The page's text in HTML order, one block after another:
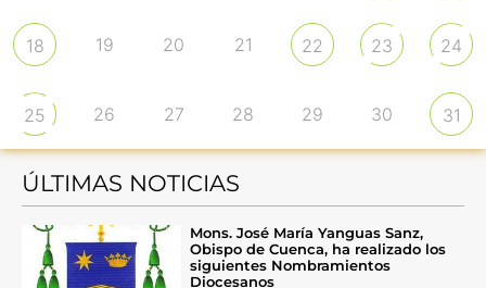
18 19 20 21 22 23 24
25 26 27 28 29 30 31
ÚLTIMAS NOTICIAS
Mons. José María Yanguas Sanz,
Obispo de Cuenca, ha realizado los
siguientes Nombramientos
Diocesanos